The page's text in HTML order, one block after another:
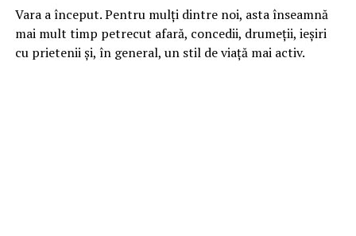
Vara a început. Pentru mulți dintre noi, asta înseamnă
mai mult timp petrecut afară, concedii, drumeții, ieșiri
cu prietenii și, în general, un stil de viață mai activ.